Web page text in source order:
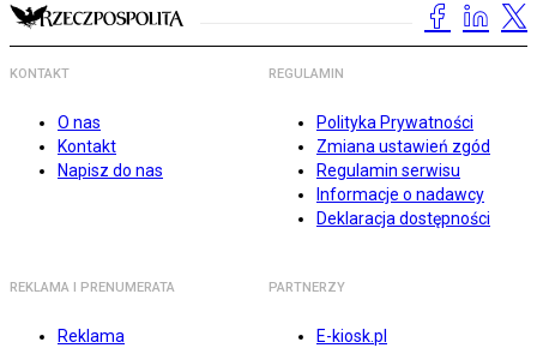
KONTAKT
O nas
Kontakt
Napisz do nas
REGULAMIN
Polityka Prywatności
Zmiana ustawień zgód
Regulamin serwisu
Informacje o nadawcy
Deklaracja dostępności
REKLAMA I PRENUMERATA
Reklama
PARTNERZY
E-kiosk.pl